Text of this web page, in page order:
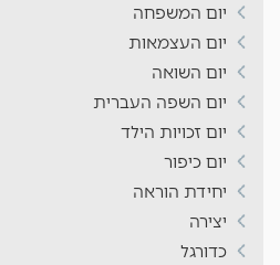
יום המשפחה
יום העצמאות
יום השואה
יום השפה העברית
יום זכויות הילד
יום כיפור
יחידת הוראה
יצירה
כדורגל